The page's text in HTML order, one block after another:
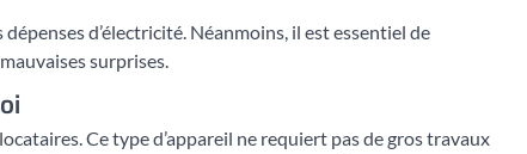
d’électricité. Néanmoins, il est essentiel de
surprises.
Ce type d’appareil ne requiert pas de gros travaux